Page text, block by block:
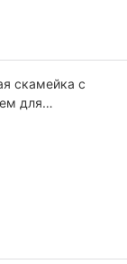
скамейка с
для